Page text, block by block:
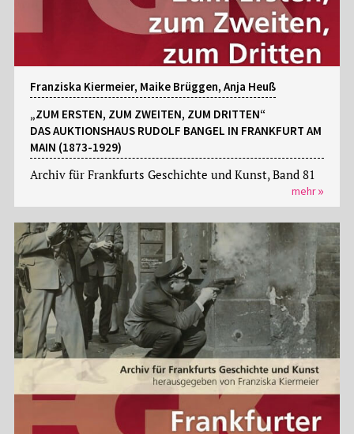
Franziska Kiermeier, Maike Brüggen, Anja Heuß
„ZUM ERSTEN, ZUM ZWEITEN, ZUM DRITTEN“
DAS AUKTIONSHAUS RUDOLF BANGEL IN FRANKFURT AM
MAIN (1873-1929)
Archiv für Frankfurts Geschichte und Kunst, Band 81
mehr